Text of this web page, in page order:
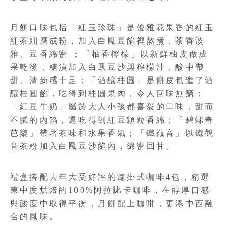
月餅口味包括「紅玉珍珠」是優雅花果香的紅玉
紅茶細磨成粉，加入白鳳豆餡裡熬煮，茶香淡
雅、豆香綿密 ；「柚香檸檬」以新鮮柚皮做成
果乾後，糖漬加入白鳳豆沙與檸檬汁，酸中帶
甜、清新感十足；「酒釀桂圓」是餅皮包進了酒
釀桂圓餡，吃得到桂圓果肉，令人回味無窮；
「紅豆牛奶」屬於大人小孩都喜愛的口味，甜而
不膩的內餡，還吃得到紅豆顆粒香綿；「碧螺春
芭樂」帶著茶味和水果香氣；「鐵觀音」以鐵觀
音茶粉加入白鳳豆沙餡內，綿密回甘。
禮盒搭配去年大受好評的濾掛式咖啡4包，精選
東中度烘焙的100%阿拉比卡咖啡，在醇厚口感
與酸度中取得平衡，月餅配上咖啡，更添中西融
合的風味。